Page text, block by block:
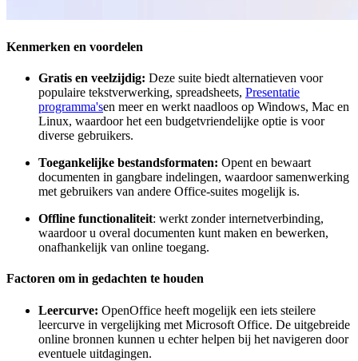
Kenmerken en voordelen
Gratis en veelzijdig: Deze suite biedt alternatieven voor
populaire tekstverwerking, spreadsheets, Presentatie
programma'sen meer en werkt naadloos op Windows, Mac en
Linux, waardoor het een budgetvriendelijke optie is voor
diverse gebruikers.
Toegankelijke bestandsformaten: Opent en bewaart
documenten in gangbare indelingen, waardoor samenwerking
met gebruikers van andere Office-suites mogelijk is.
Offline functionaliteit: werkt zonder internetverbinding,
waardoor u overal documenten kunt maken en bewerken,
onafhankelijk van online toegang.
Factoren om in gedachten te houden
Leercurve: OpenOffice heeft mogelijk een iets steilere
leercurve in vergelijking met Microsoft Office. De uitgebreide
online bronnen kunnen u echter helpen bij het navigeren door
eventuele uitdagingen.